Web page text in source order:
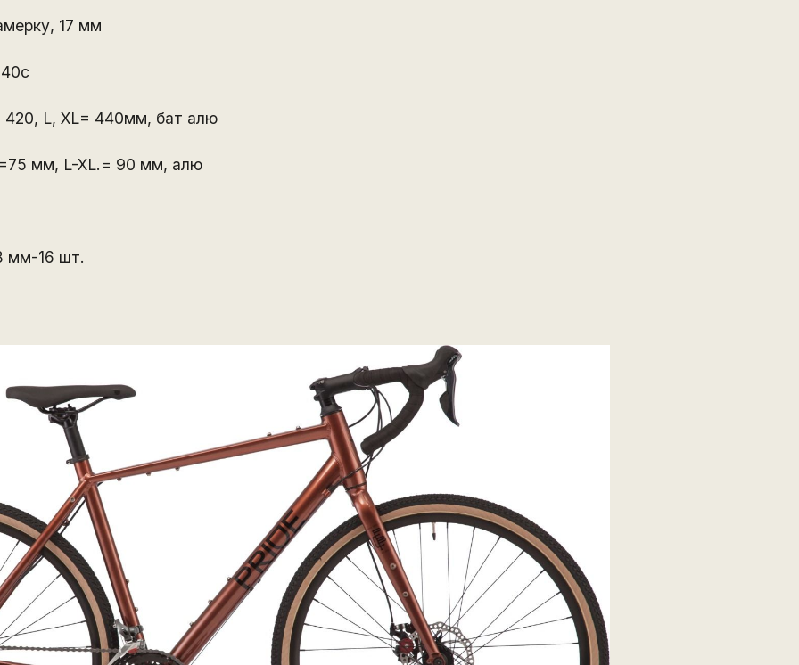
17 мм
L, XL= 440мм, бат алю
мм, L-XL.= 90 мм, алю
мм-16 шт.